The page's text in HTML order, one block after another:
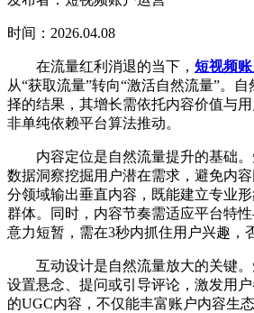
时间：2026.04.08
在流量红利消退的当下， 短视频
从“获取流量”转向“激活自然流量”。
择的结果，其增长需依托内容价值与
非单纯依赖平台算法推动。
内容定位是自然流量提升的基础。
数据洞察挖掘用户潜在需求，避免内
分领域输出垂直内容，既能建立专业
群体。同时，内容节奏需适应平台特
意力短暂，需在3秒内抓住用户兴趣，
互动设计是自然流量放大的关键。
设置悬念、提问或引导评论，激发用
的UGC内容，不仅能丰富账户内容生